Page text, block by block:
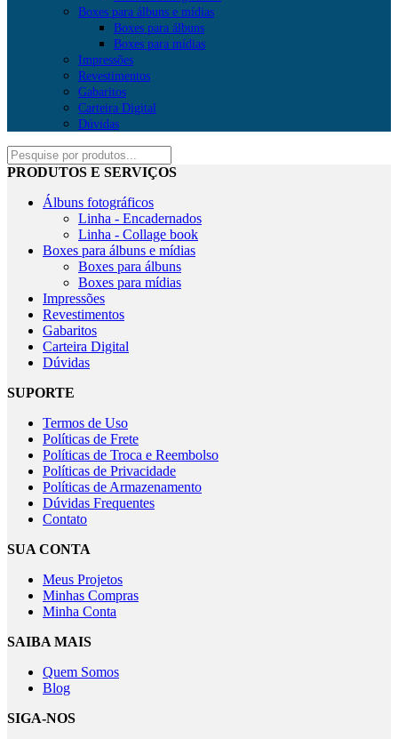
Boxes para álbuns e mídias
Boxes para álbuns
Boxes para mídias
Impressões
Revestimentos
Gabaritos
Carteira Digital
Dúvidas
PRODUTOS E SERVIÇOS
Álbuns fotográficos
Linha - Encadernados
Linha - Collage book
Boxes para álbuns e mídias
Boxes para álbuns
Boxes para mídias
Impressões
Revestimentos
Gabaritos
Carteira Digital
Dúvidas
SUPORTE
Termos de Uso
Políticas de Frete
Políticas de Troca e Reembolso
Políticas de Privacidade
Políticas de Armazenamento
Dúvidas Frequentes
Contato
SUA CONTA
Meus Projetos
Minhas Compras
Minha Conta
SAIBA MAIS
Quem Somos
Blog
SIGA-NOS